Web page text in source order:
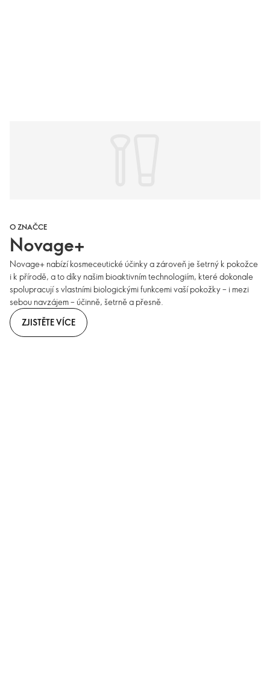
O ZNAČCE
Novage+
Novage+ nabízí kosmeceutické účinky a zároveň je šetrný k pokožce
i k přírodě, a to díky našim bioaktivním technologiím, které dokonale
spolupracují s vlastními biologickými funkcemi vaší pokožky – i mezi
sebou navzájem – účinně, šetrně a přesně.
ZJISTĚTE VÍCE